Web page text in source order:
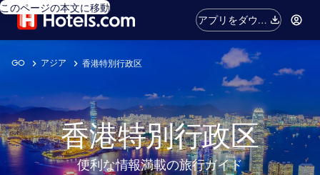
このページの本文に移動
アプリをダウン
ロード
GO アジア 香港特別行政区
香港特別行政区
便利な情報満載の旅行ガイド